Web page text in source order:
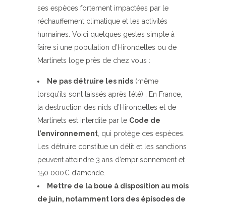
ses espèces fortement impactées par le
réchauffement climatique et les activités
humaines. Voici quelques gestes simple à
faire si une population d’Hirondelles ou de
Martinets loge près de chez vous :
Ne pas détruire les nids (même
lorsqu’ils sont laissés après l’été) : En France,
la destruction des nids d’Hirondelles et de
Martinets est interdite par le Code de
l’environnement, qui protège ces espèces.
Les détruire constitue un délit et les sanctions
peuvent atteindre 3 ans d’emprisonnement et
150 000€ d’amende.
Mettre de la boue à disposition au mois
de juin, notamment lors des épisodes de